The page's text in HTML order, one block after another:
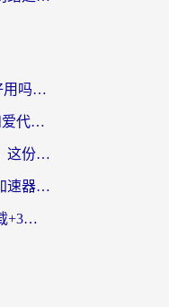
海外党必看：Malus VPN好用吗？和迅猛兔VPN对比哪个回国效果更好？附真实体验与避坑指南
Quickback VPN好用吗？和爱代理VPN对比哪个回国效果更好？
海外翻墙回国电脑总踩坑？这份实测指南帮你选对加速器（附ChickCNinitapMalus对比）
人在韩国，怎么用中国的加速器刷剧打游戏？这份真实体验指南给你答案
海外党必看：手机VPN下载+3步选对回国加速器，无缝刷国内资源不再愁